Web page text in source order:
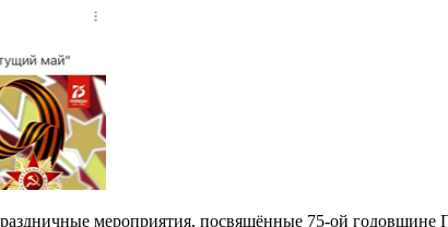
мероприятия, посвящённые 75-ой